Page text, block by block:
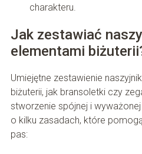
charakteru.
Jak zestawiać
elementami
Umiejętne zestawienie
biżuterii, jak bransoletki czy
stworzenie spójnej i
o kilku zasadach, które
pas: